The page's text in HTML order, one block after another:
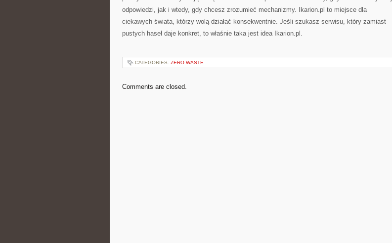
odpowiedzi, jak i wtedy, gdy chcesz zrozumieć mechanizmy. Ikarion.pl to miejsce dla
ciekawych świata, którzy wolą działać konsekwentnie. Jeśli szukasz serwisu, który zamiast
pustych haseł daje konkret, to właśnie taka jest idea Ikarion.pl.
CATEGORIES: ZERO WASTE
Comments are closed.